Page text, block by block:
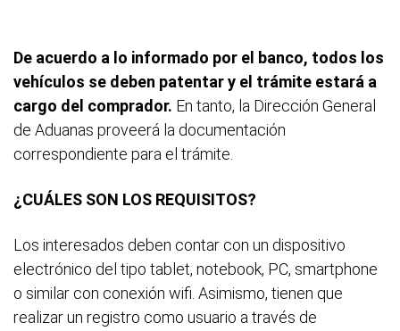
De acuerdo a lo informado por el banco, todos los
vehículos se deben patentar y el trámite estará a
cargo del comprador. En tanto, la Dirección General
de Aduanas proveerá la documentación
correspondiente para el trámite.
¿CUÁLES SON LOS REQUISITOS?
Los interesados deben contar con un dispositivo
electrónico del tipo tablet, notebook, PC, smartphone
o similar con conexión wifi. Asimismo, tienen que
realizar un registro como usuario a través de